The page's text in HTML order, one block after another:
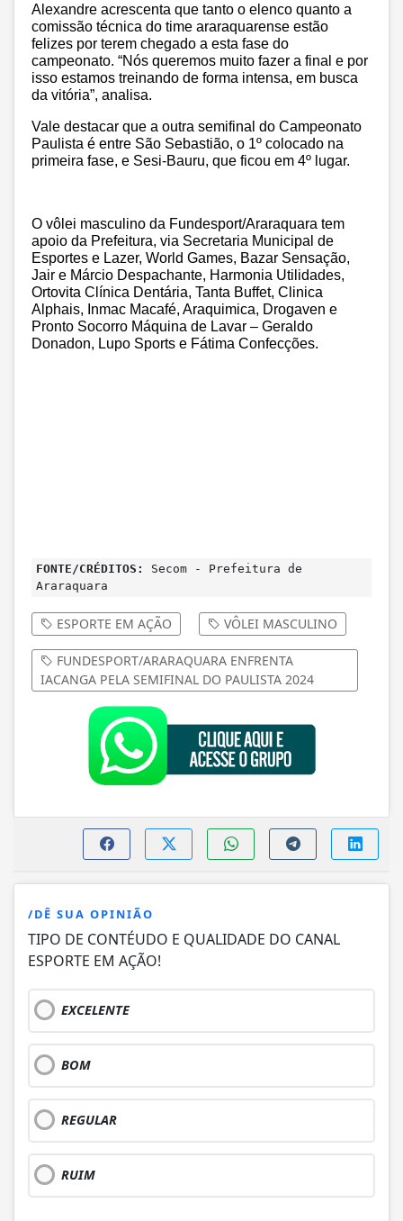
Alexandre acrescenta que tanto o elenco quanto a
comissão técnica do time araraquarense estão
felizes por terem chegado a esta fase do
campeonato. “Nós queremos muito fazer a final e por
isso estamos treinando de forma intensa, em busca
da vitória”, analisa.
Vale destacar que a outra semifinal do Campeonato
Paulista é entre São Sebastião, o 1º colocado na
primeira fase, e Sesi-Bauru, que ficou em 4º lugar.
O vôlei masculino da Fundesport/Araraquara tem
apoio da Prefeitura, via Secretaria Municipal de
Esportes e Lazer, World Games, Bazar Sensação,
Jair e Márcio Despachante, Harmonia Utilidades,
Ortovita Clínica Dentária, Tanta Buffet, Clinica
Alphais, Inmac Macafé, Araquimica, Drogaven e
Pronto Socorro Máquina de Lavar – Geraldo
Donadon, Lupo Sports e Fátima Confecções.
FONTE/CRÉDITOS:
Secom - Prefeitura de
Araraquara
ESPORTE EM AÇÃO VÔLEI MASCULINO
FUNDESPORT/ARARAQUARA ENFRENTA
IACANGA PELA SEMIFINAL DO PAULISTA 2024
/DÊ SUA OPINIÃO
TIPO DE CONTÉUDO E QUALIDADE DO CANAL
ESPORTE EM AÇÃO!
EXCELENTE
BOM
REGULAR
RUIM